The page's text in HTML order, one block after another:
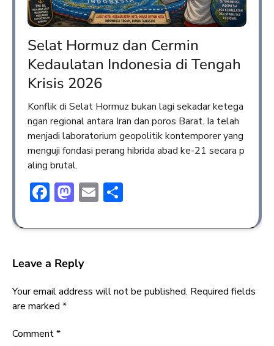
Selat Hormuz dan Cermin
Kedaulatan Indonesia di Tengah
Krisis 2026
Konflik di Selat Hormuz bukan lagi sekadar ketega
ngan regional antara Iran dan poros Barat. Ia telah
menjadi laboratorium geopolitik kontemporer yang
menguji fondasi perang hibrida abad ke-21 secara p
aling brutal.
Facebook
Mastodon
Email
Leave a Reply
Your email address will not be published. Required fields
are marked *
Comment*